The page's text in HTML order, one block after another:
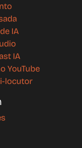
IA
IA
YouTube
locutor